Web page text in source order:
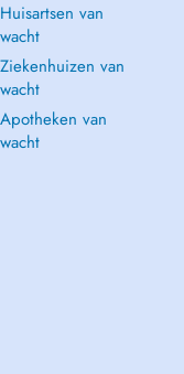
Huisartsen van
wacht
Ziekenhuizen van
wacht
Apotheken van
wacht